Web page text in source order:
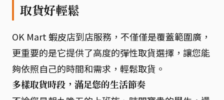
取貨好輕鬆
OK Mart 蝦皮店到店服務，不僅僅是覆蓋範圍廣，
更重要的是它提供了高度的彈性取貨選擇，讓您能
夠依照自己的時間和需求，輕鬆取貨。
多樣取貨時段，滿足您的生活節奏